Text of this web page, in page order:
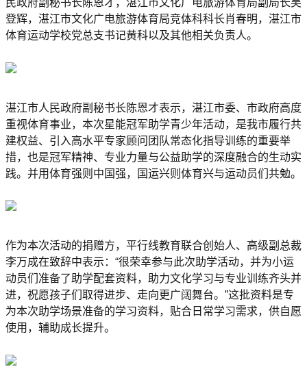
民政府副秘书长陈恩才，湛江市文化广电旅游体育局副局长吴
登辉，湛江市文化广电旅游体育局竞体科科长肖春明，湛江市
体育运动学校党总支书记黄科以及其他相关负责人。
湛江市人民政府副秘书长陈恩才表示，湛江市委、市政府高度
重视体育事业，本次星能冠军助学青少年活动，是我市履行共
建权益、引入高水平专家顾问团队常态化指导训练的重要举
措，也是冠军精神、专业力量与公益助学的深度融合的生动实
践。并用体育强则中国强，国运兴则体育兴与运动员们共勉。
作为本次活动的捐赠方，平行线教育联合创始人、高级副总裁
李万成在致辞中表示：“很荣幸参与此次助学活动，并为小运
动员们准备了助学配套资料，助力文化学习与专业训练齐头并
进，祝愿孩子们取得进步、走向更广阔舞台。”这批资料是专
为本次助学场景准备的学习资料，贴合日常学习需求，供自愿
使用，辅助成长提升。